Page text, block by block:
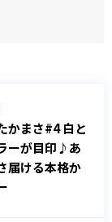
かまさ#4 白と
ーが目印♪あ
届ける本格か